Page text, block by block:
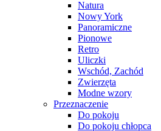
Natura
Nowy York
Panoramiczne
Pionowe
Retro
Uliczki
Wschód, Zachód
Zwierzęta
Modne wzory
Przeznaczenie
Do pokoju
Do pokoju chłopca